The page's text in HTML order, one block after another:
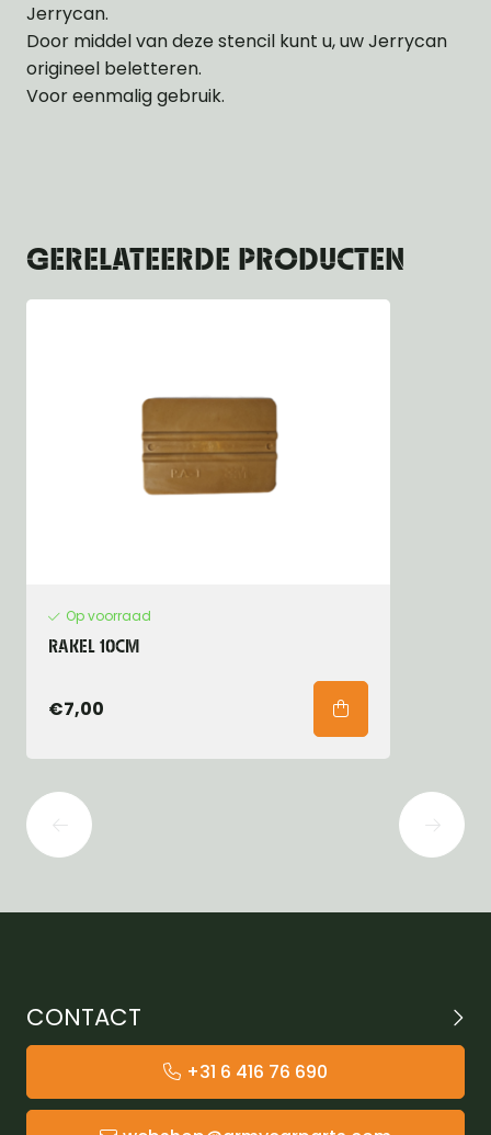
Jerrycan.
Door middel van deze stencil kunt u, uw Jerrycan
origineel beletteren.
Voor eenmalig gebruik.
GERELATEERDE PRODUCTEN
Op voorraad
RAKEL 10CM
€7,00
CONTACT
+31 6 416 76 690